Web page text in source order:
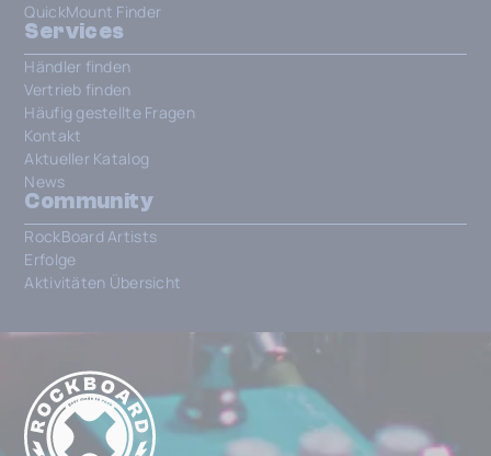
QuickMount Finder
Services
Händler finden
Vertrieb finden
Häufig gestellte Fragen
Kontakt
Aktueller Katalog
News
Community
RockBoard Artists
Erfolge
Aktivitäten Übersicht